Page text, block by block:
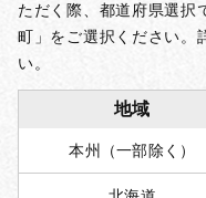
ただく際、都道府県選択
町」をご選択ください。
い。
地域
本州（一部除く）